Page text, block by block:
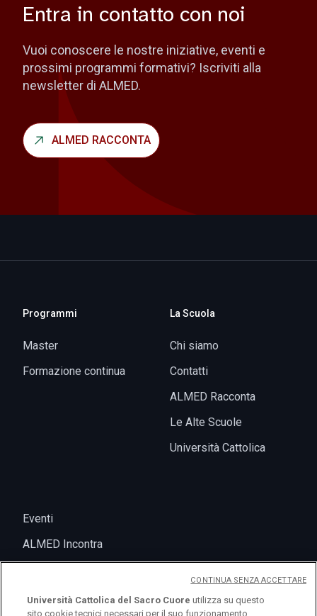
Entra in contatto con noi
Vuoi conoscere le nostre iniziative, eventi e
prossimi programmi formativi? Iscriviti alla
newsletter di ALMED.
ALMED RACCONTA
Programmi
Master
Formazione continua
La Scuola
Chi siamo
Contatti
ALMED Racconta
Le Alte Scuole
Università Cattolica
Eventi
ALMED Incontra
Università Cattolica del Sacro Cuore utilizza su questo
sito cookie tecnici necessari per il suo funzionamento
CONTINUA SENZA ACCETTARE